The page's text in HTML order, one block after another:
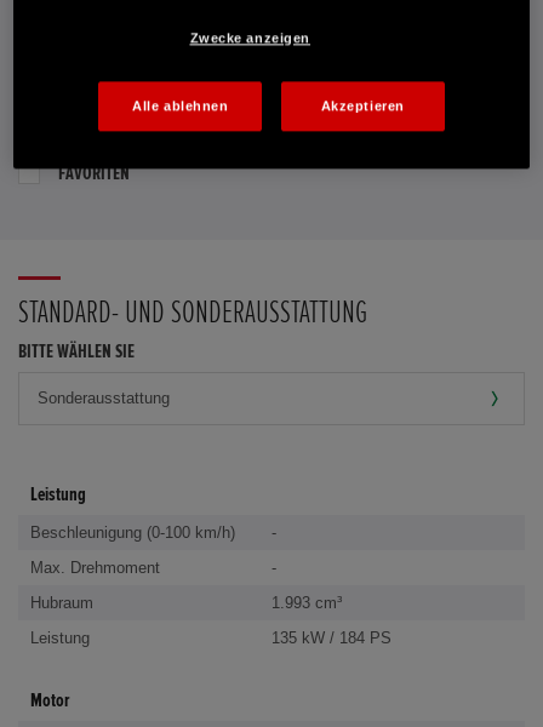
PROBEFAHRT VEREINBAREN
FAVORITEN
STANDARD- UND SONDERAUSSTATTUNG
BITTE WÄHLEN SIE
Leistung
Beschleunigung (0-100 km/h)
-
Max. Drehmoment
-
Hubraum
1.993 cm³
Leistung
135 kW / 184 PS
Motor
Zwecke anzeigen
Alle ablehnen Akzeptieren